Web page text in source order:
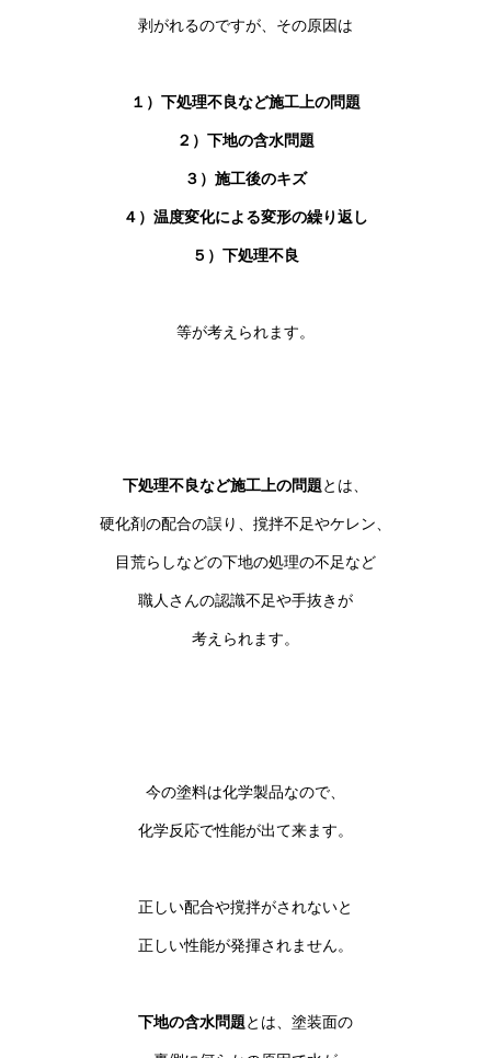
剥がれるのですが、その原因は
１）下処理不良など施工上の問題
２）下地の含水問題
３）施工後のキズ
４）温度変化による変形の繰り返し
５）下処理不良
等が考えられます。
下処理不良など施工上の問題とは、
硬化剤の配合の誤り、撹拌不足やケレン、
目荒らしなどの下地の処理の不足など
職人さんの認識不足や手抜きが
考えられます。
今の塗料は化学製品なので、
化学反応で性能が出て来ます。
正しい配合や撹拌がされないと
正しい性能が発揮されません。
下地の含水問題とは、塗装面の